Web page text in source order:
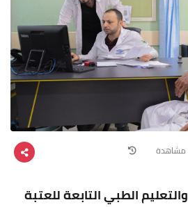
الطبي التابعة للعتبة